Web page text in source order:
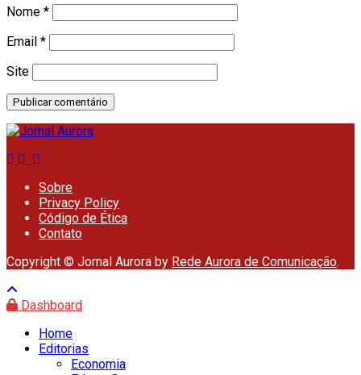
Nome *
Email *
Site
Sobre
Privacy Policy
Código de Ética
Contato
Copyright © Jornal Aurora by Rede Aurora de Comunicação.
Dashboard
Home
Editorias
Economia